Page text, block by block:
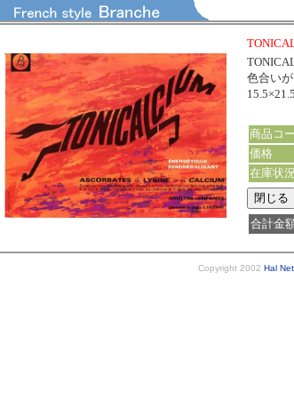
色合い
商品コ
価格
在庫状
合計金
Copyright 2002 Hal